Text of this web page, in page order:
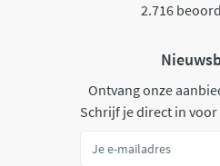
2.716
Ontvang onze
Schrijf je direct in